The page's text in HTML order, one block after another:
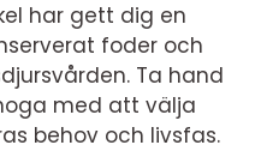
har gett dig en
foder och
Ta hand
med att välja
behov och livsfas.